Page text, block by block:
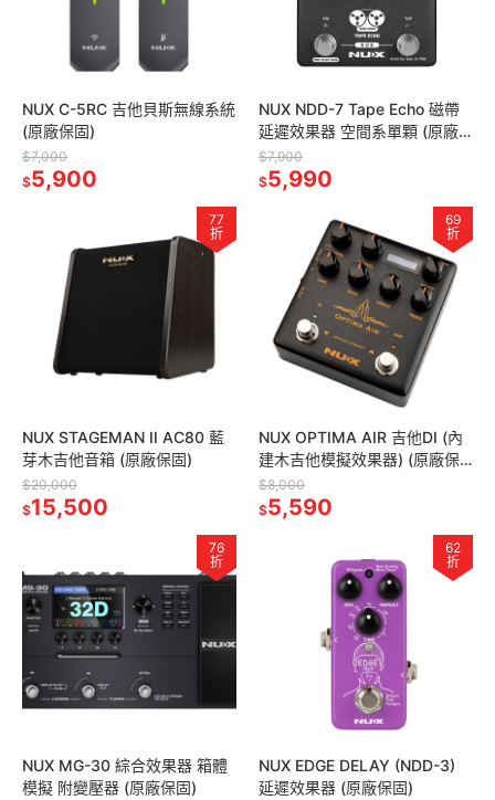
NUX C-5RC 吉他貝斯無線系統
(原廠保固)
$7,000
$5,900
NUX NDD-7 Tape Echo 磁帶
延遲效果器 空間系單顆 (原廠
保固)
$7,900
$5,990
77
折
NUX STAGEMAN II AC80 藍
芽木吉他音箱 (原廠保固)
$20,000
$15,500
69
折
NUX OPTIMA AIR 吉他DI (內
建木吉他模擬效果器) (原廠保
固)
$8,000
$5,590
76
折
NUX MG-30 綜合效果器 箱體
模擬 附變壓器 (原廠保固)
62
折
NUX EDGE DELAY (NDD-3)
延遲效果器 (原廠保固)